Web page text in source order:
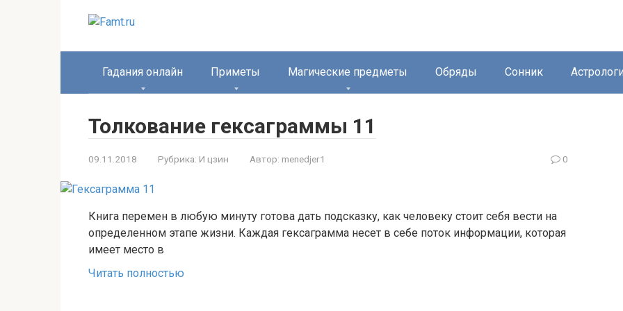
Гадания онлайн Приметы Магические предметы Обряды Сонник
Толкование гексаграммы 11
09.11.2018 Рубрика: И цзин Автор: menedjer1 0
Книга перемен в любую минуту готова дать подсказку, как человеку стоит себя вести на
определенном этапе жизни. Каждая гексаграмма несет в себе поток информации, которая
имеет место в
Читать полностью